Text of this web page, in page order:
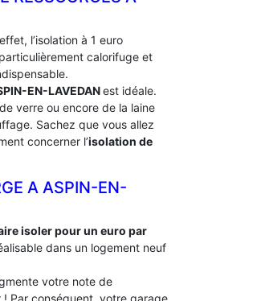
l’isolation à 1 euro
calorifuge et
EN-LAVEDANest idéale.
verre ou encore de la laine
Sachez que vous allez
concerner l’isolation de
A ASPIN-EN-
isoler pour un euro par
dans un logement neuf
votre note de
! Par conséquent, votre garage